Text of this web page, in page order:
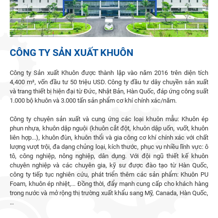
CÔNG TY SẢN XUẤT KHUÔN
Công ty Sản xuất Khuôn được thành lập vào năm 2016 trên diện tích
4,400 m², vốn đầu tư 50 triệu USD. Công ty đầu tư dây chuyền sản xuất
và trang thiết bị hiện đại từ Đức, Nhật Bản, Hàn Quốc, đáp ứng công suất
1.000 bộ khuôn và 3.000 tấn sản phẩm cơ khí chính xác/năm.
Công ty chuyên sản xuất và cung ứng các loại khuôn mẫu: Khuôn ép
phun nhựa, khuôn dập nguội (khuôn cắt đột, khuôn dập uốn, vuốt, khuôn
liên hợp...), khuôn đùn, khuôn thổi và gia công cơ khí chính xác với chất
lượng vượt trội, đa dạng chủng loại, kích thước, phục vụ nhiều lĩnh vực: ô
tô, công nghiệp, nông nghiệp, dân dụng. Với đội ngũ thiết kế khuôn
chuyên nghiệp và các chuyên gia, kỹ sư được đào tạo từ Hàn Quốc,
công ty tiếp tục nghiên cứu, phát triển thêm các sản phẩm: Khuôn PU
Foam, khuôn ép nhiệt,... Đồng thời, đẩy mạnh cung cấp cho khách hàng
trong nước và mở rộng thị trường xuất khẩu sang Mỹ, Canada, Hàn Quốc,
…